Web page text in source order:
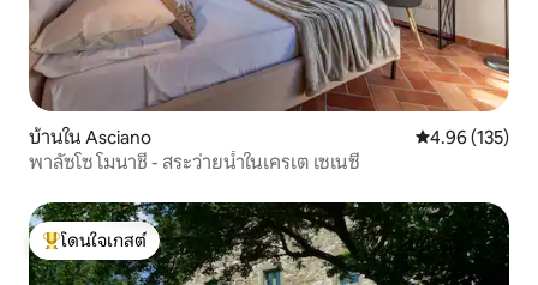
บ้านใน Asciano คะแนนเฉลี่ย
4.96 (135)
พาลัซโซ โมนาชี - สระว่ายน้ำในเครเต เซเนซี
โดนใจเกสต์ที่สุด
โดนใจเกสต์